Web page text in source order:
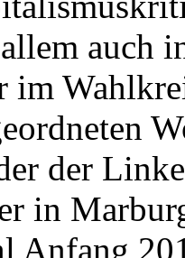
auch
im
der
in
Anfang